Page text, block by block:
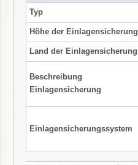
Typ
Höhe der Einlagensicherung
Land der Einlagensicherung
Beschreibung
Einlagensicherung
Einlagensicherungssystem